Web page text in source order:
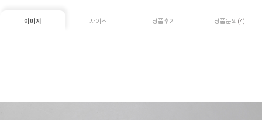
이미지 사이즈 상품후기 상품문의 (4)